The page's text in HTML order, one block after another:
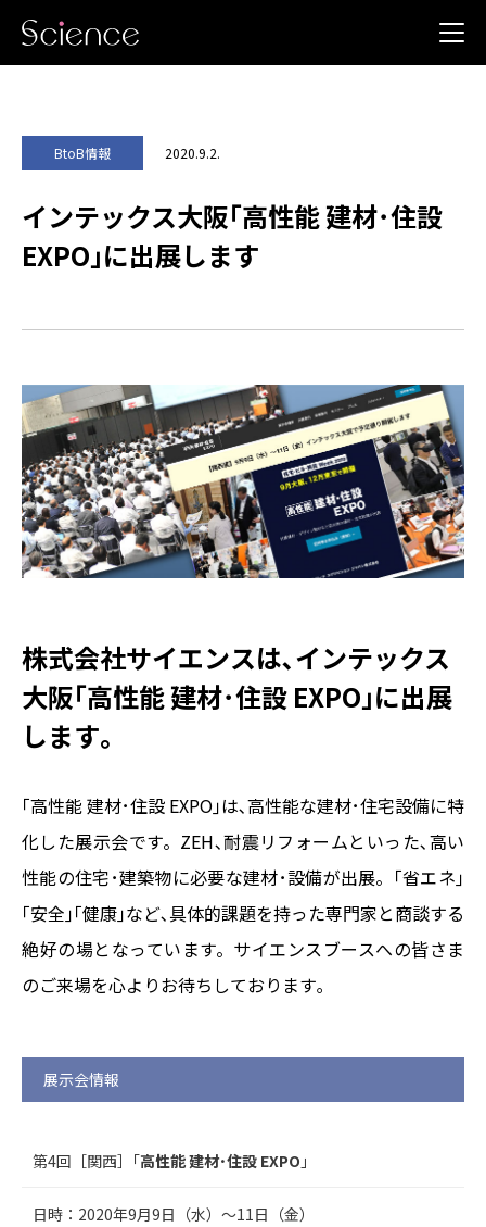
BtoB情報 2020.9.2.
インテックス大阪｢高性能 建材･住設
EXPO｣に出展します
株式会社サイエンスは､インテックス
大阪｢高性能 建材･住設 EXPO｣に出展
します｡
｢高性能 建材･住設 EXPO｣は､高性能な建材･住宅設備に特
化した展示会です。ZEH､耐震リフォームといった､高い
性能の住宅･建築物に必要な建材･設備が出展。｢省エネ｣
｢安全｣｢健康｣など､具体的課題を持った専門家と商談する
絶好の場となっています。サイエンスブースへの皆さま
のご来場を心よりお待ちしております｡
展示会情報
第4回［関西］｢高性能 建材･住設 EXPO ｣
日時：2020年9月9日（水）～11日（金）